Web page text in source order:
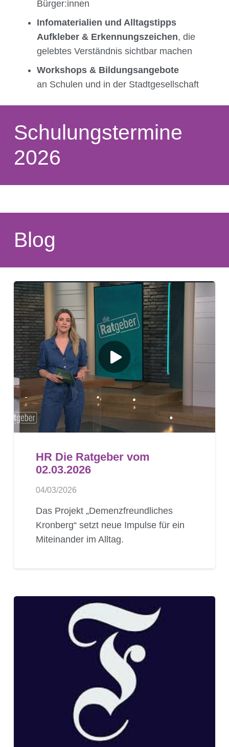
Bürger:innen
Infomaterialien und Alltagstipps
Aufkleber & Erkennungszeichen, die
gelebtes Verständnis sichtbar machen
Workshops & Bildungsangebote
an Schulen und in der Stadtgesellschaft
Schulungstermine
2026
Blog
HR Die Ratgeber vom
02.03.2026
04/03/2026
Das Projekt „Demenzfreundliches
Kronberg“ setzt neue Impulse für ein
Miteinander im Alltag.